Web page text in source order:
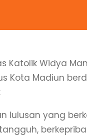
Katolik Widya
Kota Madiun
lulusan yang